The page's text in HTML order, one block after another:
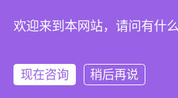
产品
新闻
欢迎来到本网站，请问有什
现在咨询 稍后再说